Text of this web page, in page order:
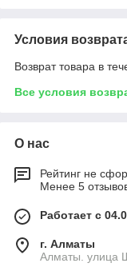
Условия
Возврат товара в
Все условия
О нас
Рейтинг не
Менее 5
Работает с
г. Алматы
Алматы. улица